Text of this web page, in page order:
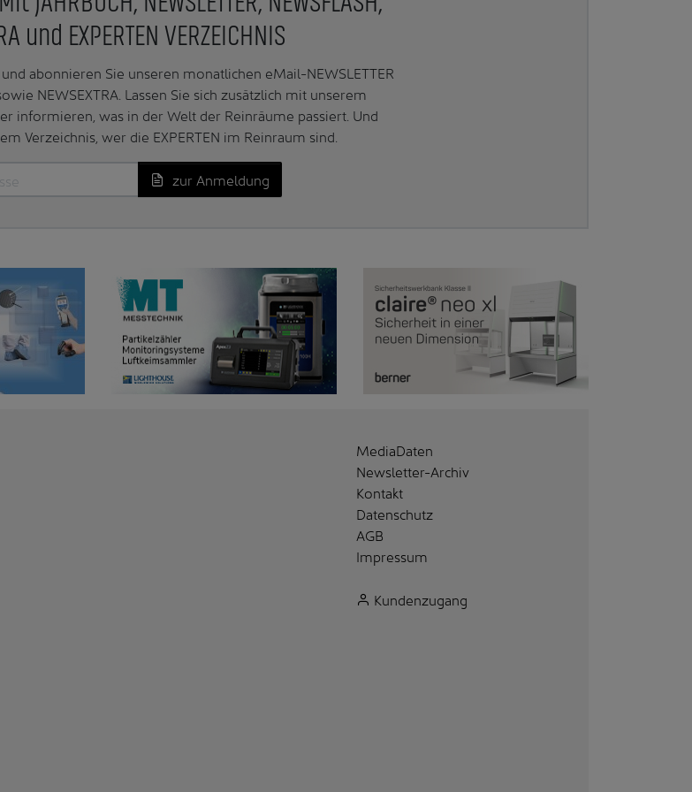
und EXPERTEN VERZEICHNIS
abonnieren Sie unseren monatlichen eMail-NEWSLETTER
NEWSEXTRA. Lassen Sie sich zusätzlich mit unserem
informieren, was in der Welt der Reinräume passiert. Und
Verzeichnis, wer die EXPERTEN im Reinraum sind.
zur Anmeldung
MediaDaten
Newsletter-Archiv
Kontakt
Datenschutz
AGB
Impressum
Kundenzugang